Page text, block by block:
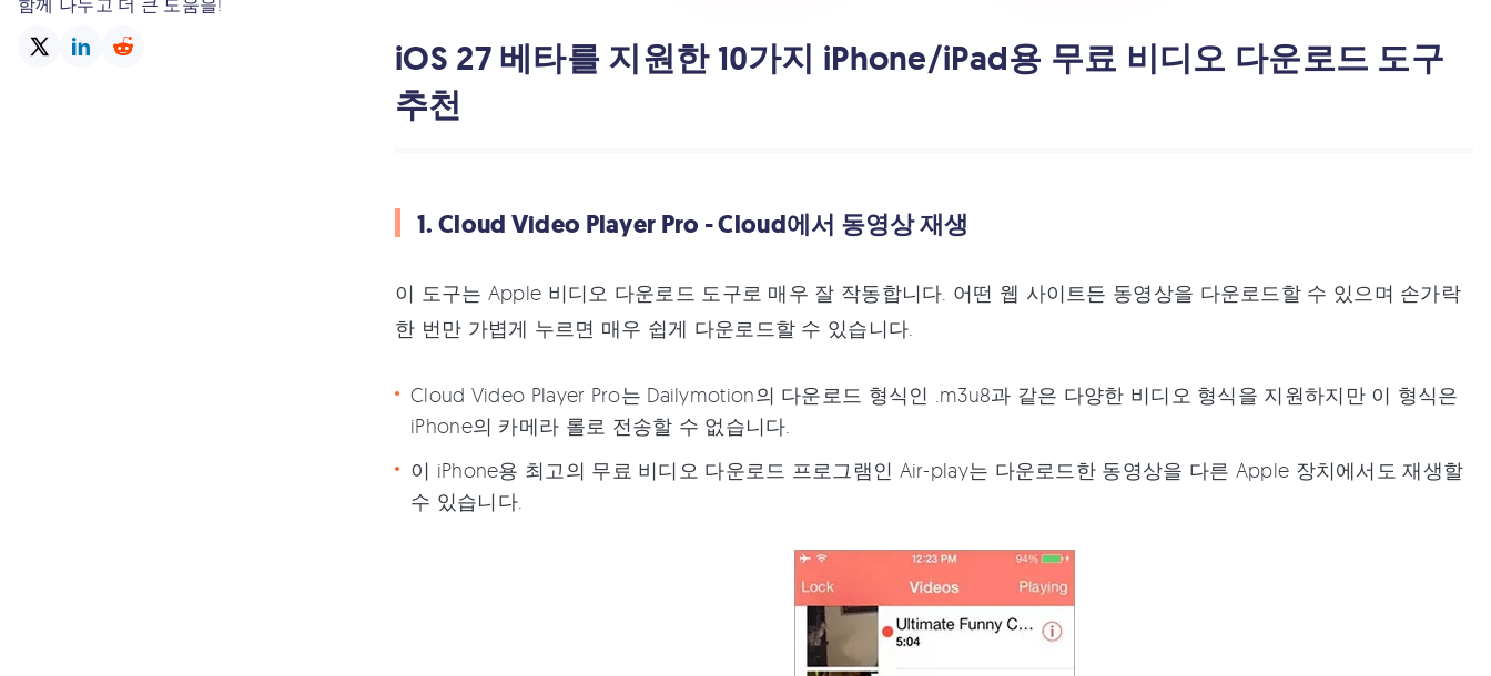
함께 나누고 더 큰 도움을!
iOS 27 베타를 지원한 10가지 iPhone/iPad용 무료 비디오 다운로드 도구
추천
1. Cloud Video Player Pro - Cloud에서 동영상 재생
이 도구는 Apple 비디오 다운로드 도구로 매우 잘 작동합니다. 어떤 웹 사이트든 동영상을 다운로드할 수 있으며 손가락
한 번만 가볍게 누르면 매우 쉽게 다운로드할 수 있습니다.
Cloud Video Player Pro는 Dailymotion의 다운로드 형식인 .m3u8과 같은 다양한 비디오 형식을 지원하지만 이 형식은
iPhone의 카메라 롤로 전송할 수 없습니다.
이 iPhone용 최고의 무료 비디오 다운로드 프로그램인 Air-play는 다운로드한 동영상을 다른 Apple 장치에서도 재생할
수 있습니다.